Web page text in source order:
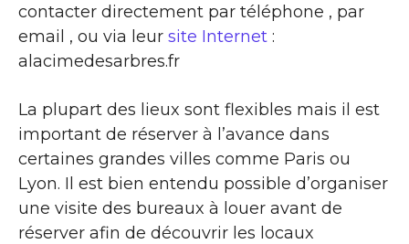
contacter directement par téléphone , par
email , ou via leur site Internet :
alacimedesarbres.fr
La plupart des lieux sont flexibles mais il est
important de réserver à l’avance dans
certaines grandes villes comme Paris ou
Lyon. Il est bien entendu possible d’organiser
une visite des bureaux à louer avant de
réserver afin de découvrir les locaux